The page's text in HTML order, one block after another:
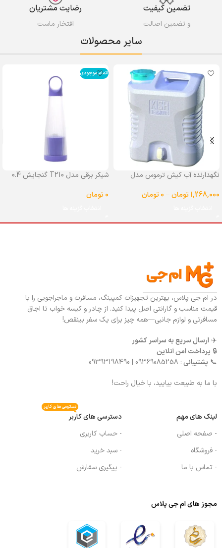
تضمین کیفیت
و تضمین اصالت
رضایت مشتریان
افتخار ماست
سایر محصولات
نگهدارنده آب کیش ترموس مدل
1,268,000تومان–
0تومان
اتمام موجودی
شیکر برقی مدل T210 گنجایش 0.4
0تومان
در ام جی پلاس، بهترین تجهیزات کمپینگ، مسافرت و ماجراجویی را با
قیمت مناسب و گارانتی اصل پیدا کنید. از چادر و کیسه خواب تا اجاق
مسافرتی و لوازم جانبی—همه چیز برای یک سفر بینقص!
✈️ ارسال سریع به سراسر کشور
🔒 پرداخت امن آنلاین
📞 پشتیبانی: 09369085258 | 09393198490
با ما به طبیعت بیایید، با خیال راحت!
لینک های مهم
- صفحه اصلی
- فروشگاه
- تماس با ما
دسترسی های کاربر
دسترسی های کاربر
- حساب کاربری
- سبد خرید
- پیگیری سفارش
مجوز های ام جی پلاس